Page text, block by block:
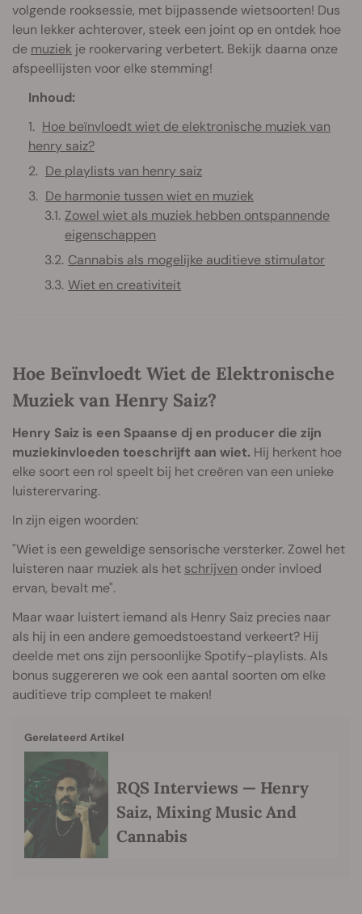
volgende rooksessie, met bijpassende wietsoorten! Dus
leun lekker achterover, steek een joint op en ontdek hoe
de muziek je rookervaring verbetert. Bekijk daarna onze
afspeellijsten voor elke stemming!
Inhoud:
Hoe beïnvloedt wiet de elektronische muziek van
henry saiz?
De playlists van henry saiz
De harmonie tussen wiet en muziek
Zowel wiet als muziek hebben ontspannende
eigenschappen
Cannabis als mogelijke auditieve stimulator
Wiet en creativiteit
Hoe Beïnvloedt Wiet de Elektronische
Muziek van Henry Saiz?
Henry Saiz is een Spaanse dj en producer die zijn
muziekinvloeden toeschrijft aan wiet. Hij herkent hoe
elke soort een rol speelt bij het creëren van een unieke
luisterervaring.
In zijn eigen woorden:
"Wiet is een geweldige sensorische versterker. Zowel het
luisteren naar muziek als het schrijven onder invloed
ervan, bevalt me".
Maar waar luistert iemand als Henry Saiz precies naar
als hij in een andere gemoedstoestand verkeert? Hij
deelde met ons zijn persoonlijke Spotify-playlists. Als
bonus suggereren we ook een aantal soorten om elke
auditieve trip compleet te maken!
Gerelateerd Artikel
RQS Interviews — Henry
Saiz, Mixing Music And
Cannabis